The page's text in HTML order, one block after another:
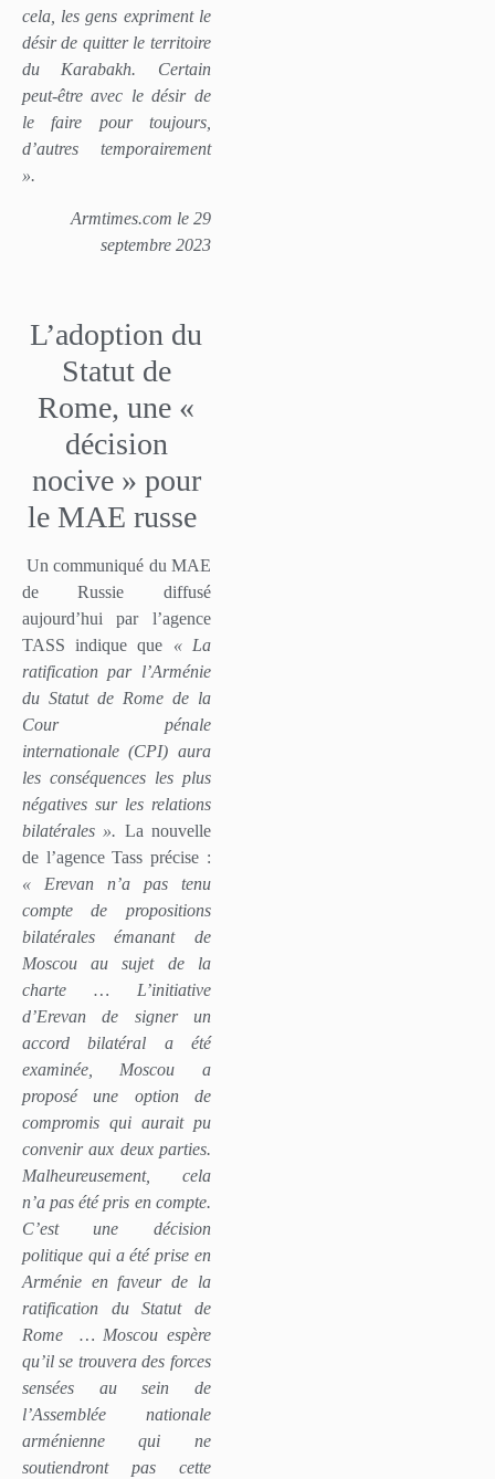
cela, les gens expriment le
désir de quitter le territoire
du Karabakh. Certain
peut-être avec le désir de
le faire pour toujours,
d’autres temporairement
».
Armtimes.com le 29
septembre 2023
L’adoption du
Statut de
Rome, une «
décision
nocive » pour
le MAE russe
Un communiqué du MAE
de Russie diffusé
aujourd’hui par l’agence
TASS indique que « La
ratification par l’Arménie
du Statut de Rome de la
Cour pénale
internationale (CPI) aura
les conséquences les plus
négatives sur les relations
bilatérales ». La nouvelle
de l’agence Tass précise :
« Erevan n’a pas tenu
compte de propositions
bilatérales émanant de
Moscou au sujet de la
charte … L’initiative
d’Erevan de signer un
accord bilatéral a été
examinée, Moscou a
proposé une option de
compromis qui aurait pu
convenir aux deux parties.
Malheureusement, cela
n’a pas été pris en compte.
C’est une décision
politique qui a été prise en
Arménie en faveur de la
ratification du Statut de
Rome
… Moscou espère
qu’il se trouvera des forces
sensées au sein de
l’Assemblée nationale
arménienne qui ne
soutiendront pas cette